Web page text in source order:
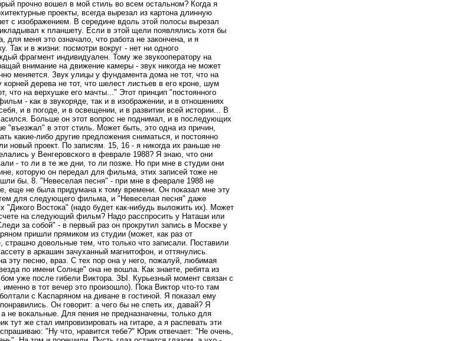
прочно вошел в мой стиль во всем остальном? Когда я
проекты, всегда вырезал из картона длинную
с изображением. В середине вдоль этой полосы вырезал
к планшету. Если в этой щели появлялись хотя бы
для меня это означало, что работа не закончена, и я
Так и в жизни: посмотри вокруг - нет ни одного
фрагмент индивидуален. Тому же звукооператору на
внимание на движение камеры - звук никогда не может
меняется. Звук улицы у фундамента дома не тот, что на
дерева не тот, что шелест листьев в его кроне, шум
что на верхушке его мачты..." Этот принцип "постоянного
- как в звукоряде, так и в изображении, и в отношениях
и в погоде, и в освещении, и в развитии всей истории... В
Больше он этот вопрос не поднимал, и в последующих
"въезжал" в этот стиль. Может быть, это одна из причин,
какие-либо другие предложения сниматься, и постоянно
новый проект. По записям. 15, 16 - я никогда их раньше не
у Венгеровского в феврале 1988? Я знаю, что они
- то ли в те же дни, то ли позже. Но при мне в студии они
которую он передал для фильма, этих записей тоже не
бы. 8. "Невеселая песня" - при мне в феврале 1988 не
еще не была придумана к тому времени. Он показал мне эту
для следующего фильма, и "Невеселая песня" даже
"Дикого Востока" (надо будет как-нибудь выложить их). Может
на следующий фильм? Надо расспросить у Наташи или
за собой" - в первый раз он прокрутил запись в Москве у
пришли прямиком из студии (может, как раз от
страшно довольные тем, что только что записали. Поставили
в аркашин зачуханный магнитофон, и оттянулись.
эту песню, враз. С тех пор она у него, пожалуй, любимая
по имени Солнце" она не вошла. Как знаете, ребята из
уже после гибели Виктора. ЗЫ. Курьезный момент связан с
в тот вечер это произошло). Пока Виктор что-то там
с Каспаряном на диване в гостиной. Я показал ему
Он говорит: а чего бы не спеть их, давай? Я
не вокальные. Для пения не предназначены, только для
тут же стал импровизировать на гитаре, а я распевать эти
"Ну что, нравится тебе?" Юрик отвечает: "Не очень,